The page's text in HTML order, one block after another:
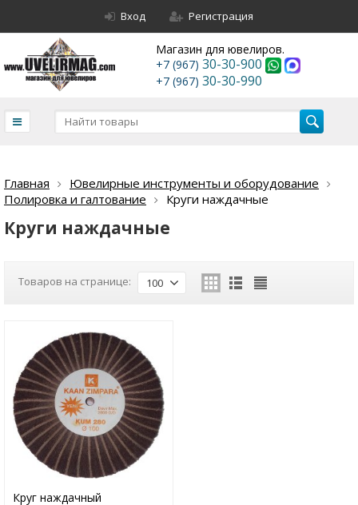
Вход Регистрация
Магазин для ювелиров.
+7 (967) 30-30-900
+7 (967) 30-30-990
Главная
Ювелирные инструменты и оборудование
Полировка и галтование
Круги наждачные
Круги наждачные
Товаров на странице: 100
Круг наждачный